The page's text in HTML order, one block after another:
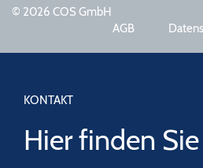
© 2026 COS GmbH
AGB
KONTAKT
Hier finden